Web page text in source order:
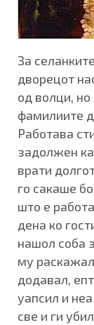
За
дворецот
од волци, но
фамилиите
Работава
задолжен
врати
го сакаше
што е
дена ко
нашол соба
му
додавал,
уапсил и
све и ги